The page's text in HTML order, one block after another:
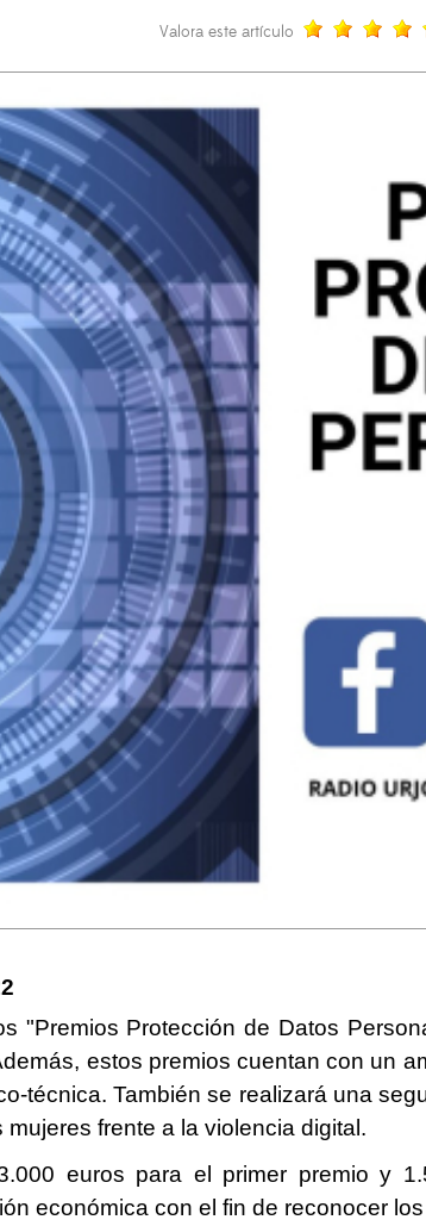
Valora este artículo
"Premios Protección de Datos
estos premios cuentan con un
técnica. También se realizará una
frente a la violencia digital.
euros para el primer premio y
económica con el fin de reconocer